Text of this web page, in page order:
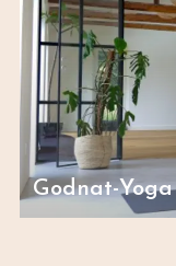
Godnat-Yoga